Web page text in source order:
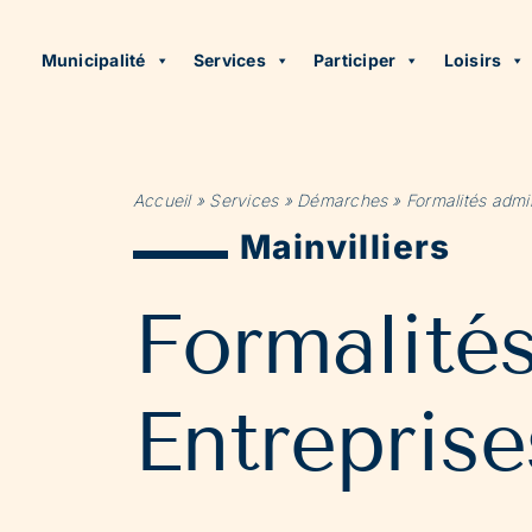
Municipalité Services Participer Loisirs
Accueil» Services» Démarches» Formalités
Mainvilliers